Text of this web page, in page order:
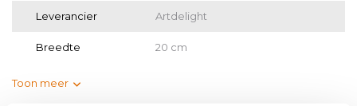
Leverancier Artdelight
Breedte 20 cm
Toon meer